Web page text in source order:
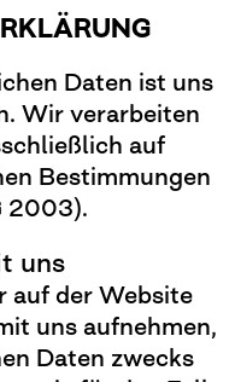
Daten ist uns
Wir verarbeiten
auf
Bestimmungen
2003).
uns
auf der Website
uns aufnehmen,
Daten zwecks